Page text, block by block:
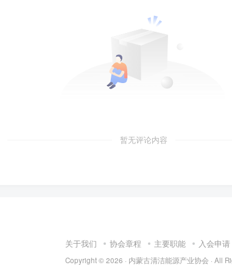
暂无评论内容
关于我们 协会章程 主要职能 入会申请
Copyright © 2026 · 内蒙古清洁能源产业协会 · All